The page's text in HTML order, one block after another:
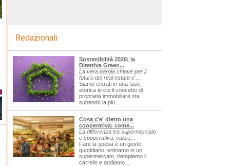
Redazionali
Sostenibilità 2026: la
Direttiva Green...
La vera parola chiave per il
futuro del real estate e'...
Siamo entrati in una fase
storica in cui il concetto di
proprietà immobiliare sta
subendo la più...
Cosa c'e' dietro una
cooperativa: come...
La differenza tra supermercato
e cooperativa: valori,...
Fare la spesa è un gesto
quotidiano: entriamo in un
supermercato, riempiamo il
carrello e andiamo...